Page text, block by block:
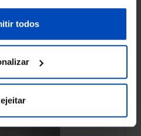
de preferências ou da
. todos
na Livraria